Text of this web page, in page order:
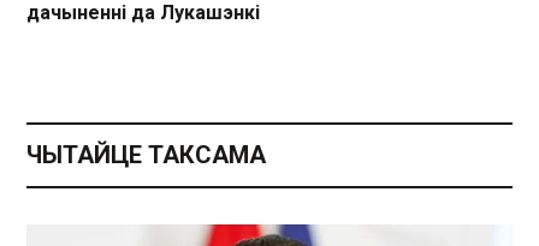
дачыненні да Лукашэнкі
ЧЫТАЙЦЕ ТАКСАМА